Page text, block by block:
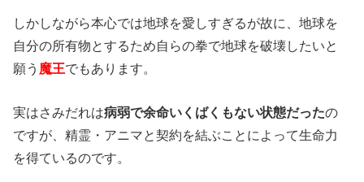
しかしながら本心では地球を愛しすぎるが故に、地球を
自分の所有物とするため自らの拳で地球を破壊したいと
願う 魔王でもあります。
実はさみだれは病弱で余命いくばくもない状態だったの
ですが、精霊・アニマと契約を結ぶことによって生命力
を得ているのです。